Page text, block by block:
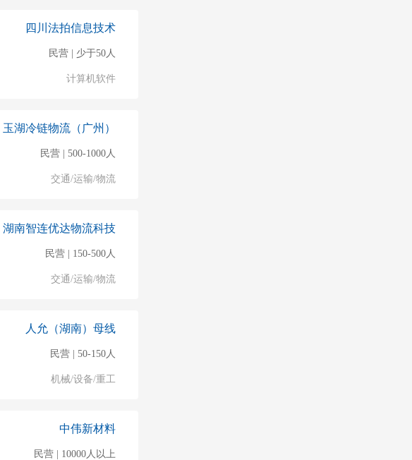
四川法拍信息技术
民营 | 少于50人
计算机软件
玉湖冷链物流（广州）
民营 | 500-1000人
交通/运输/物流
湖南智连优达物流科技
民营 | 150-500人
交通/运输/物流
人允（湖南）母线
民营 | 50-150人
机械/设备/重工
中伟新材料
民营 | 10000人以上